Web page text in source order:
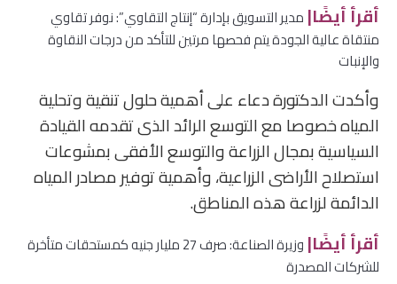
أقرأ أيضًا| مدير التسويق بإدارة “إنتاج التقاوي”: نوفر تقاوي
منتقاة عالية الجودة يتم فحصها مرتين للتأكد من درجات النقاوة
والإنبات
وأكدت الدكتورة دعاء على أهمية حلول تنقية وتحلية
المياه خصوصا مع التوسع الرائد الذى تقدمه القيادة
السياسية بمجال الزراعة والتوسع الأفقى بمشوعات
استصلاح الأراضى الزراعية، وأهمية توفير مصادر المياه
الدائمة لزراعة هذه المناطق.
أقرأ أيضًا|
وزيرة الصناعة: صرف 27 مليار جنيه كمستحقات متأخرة
للشركات المصدرة